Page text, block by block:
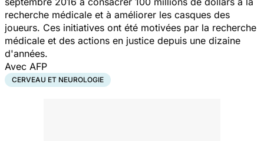
recherche médicale et à améliorer les casques des
joueurs. Ces initiatives ont été motivées par la recherche
médicale et des actions en justice depuis une dizaine
d'années.
Avec AFP
CERVEAU ET NEUROLOGIE